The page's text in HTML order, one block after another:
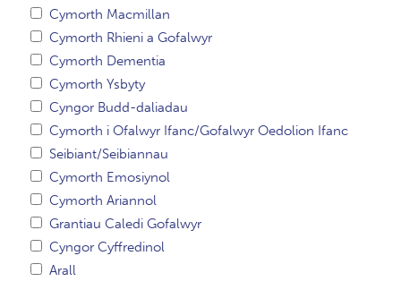
Cymorth Macmillan
Cymorth Rhieni a Gofalwyr
Cymorth Dementia
Cymorth Ysbyty
Cyngor Budd-daliadau
Cymorth i Ofalwyr Ifanc/Gofalwyr Oedolion Ifanc
Seibiant/Seibiannau
Cymorth Emosiynol
Cymorth Ariannol
Grantiau Caledi Gofalwyr
Cyngor Cyffredinol
Arall